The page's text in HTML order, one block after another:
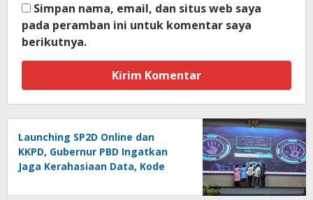
Simpan nama, email, dan situs web saya
pada peramban ini untuk komentar saya
berikutnya.
Launching SP2D Online dan
KKPD, Gubernur PBD Ingatkan
Jaga Kerahasiaan Data, Kode